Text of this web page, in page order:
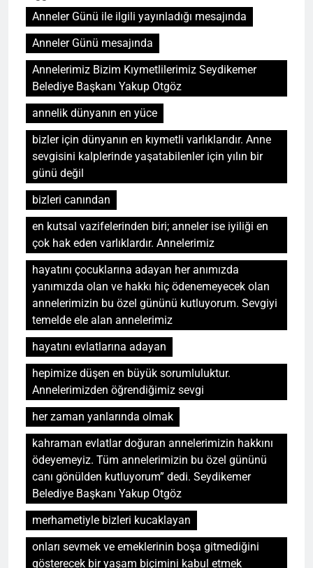
Anneler Günü ile ilgili yayınladığı mesajında
Anneler Günü mesajında
Annelerimiz Bizim Kıymetlilerimiz Seydikemer
Belediye Başkanı Yakup Otgöz
annelik dünyanın en yüce
bizler için dünyanın en kıymetli varlıklarıdır. Anne
sevgisini kalplerinde yaşatabilenler için yılın bir
günü değil
bizleri canından
en kutsal vazifelerinden biri; anneler ise iyiliği en
çok hak eden varlıklardır. Annelerimiz
hayatını çocuklarına adayan her anımızda
yanımızda olan ve hakkı hiç ödenemeyecek olan
annelerimizin bu özel gününü kutluyorum. Sevgiyi
temelde ele alan annelerimiz
hayatını evlatlarına adayan
hepimize düşen en büyük sorumluluktur.
Annelerimizden öğrendiğimiz sevgi
her zaman yanlarında olmak
kahraman evlatlar doğuran annelerimizin hakkını
ödeyemeyiz. Tüm annelerimizin bu özel gününü
canı gönülden kutluyorum” dedi. Seydikemer
Belediye Başkanı Yakup Otgöz
merhametiyle bizleri kucaklayan
onları sevmek ve emeklerinin boşa gitmediğini
gösterecek bir yaşam biçimini kabul etmek